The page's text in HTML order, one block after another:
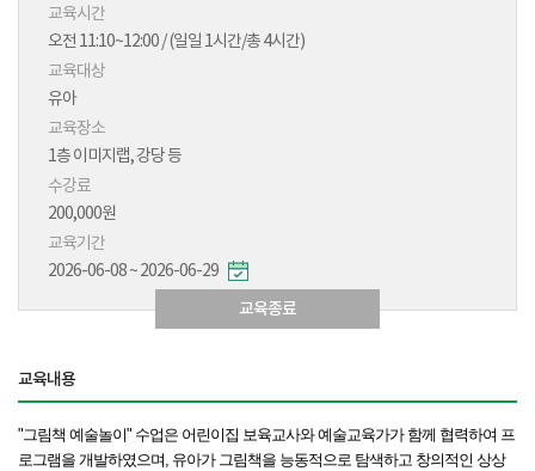
교육시간
오전 11:10~12:00 / (일일 1시간/총 4시간)
교육대상
유아
교육장소
1층 이미지랩, 강당 등
수강료
200,000원
교육기간
2026-06-08 ~ 2026-06-29
교육종료
교육내용
"그림책 예술놀이" 수업은 어린이집 보육교사와 예술교육가가 함께 협력하여 프
로그램을 개발하였으며, 유아가 그림책을 능동적으로 탐색하고 창의적인 상상